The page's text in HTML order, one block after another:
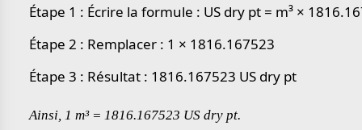
Étape 1 : Écrire la formule : US dry pt = m³ ×
Étape 2 : Remplacer : 1 × 1816.167523
Étape 3 : Résultat : 1816.167523 US dry pt
Ainsi, 1 m³ = 1816.167523 US dry pt.